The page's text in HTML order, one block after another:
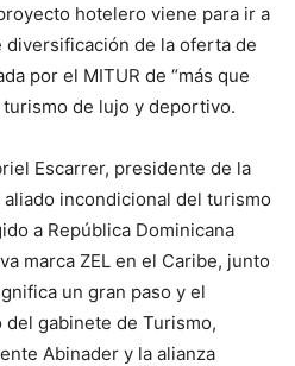
hotelero viene para ir a
diversificación de la oferta de
por el MITUR de “más que
de lujo y deportivo.
Escarrer, presidente de la
aliado incondicional del turismo
a República Dominicana
marca ZEL en el Caribe, junto
un gran paso y el
gabinete de Turismo,
Abinader y la alianza